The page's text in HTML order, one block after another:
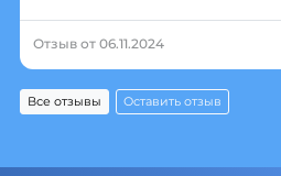
Отзыв от 06.11.2024
Все отзывы Оставить отзыв